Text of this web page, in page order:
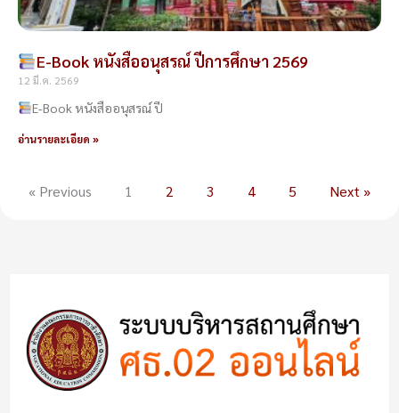
E-Book หนังสืออนุสรณ์ ปีการศึกษา 2569
12 มี.ค. 2569
E-Book หนังสืออนุสรณ์ ปี
อ่านรายละเอียด »
« Previous 1 2 3 4 5 Next »